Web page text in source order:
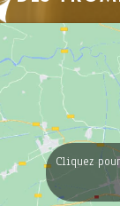
Cliquez